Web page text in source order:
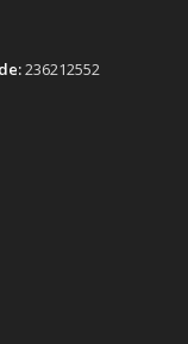
236212552